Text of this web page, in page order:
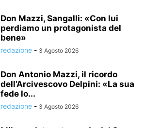
Don Mazzi, Sangalli: «Con lui
perdiamo un protagonista del
bene»
redazione - 3 Agosto 2026
Don Antonio Mazzi, il ricordo
dell’Arcivescovo Delpini: «La sua
fede lo...
redazione - 3 Agosto 2026